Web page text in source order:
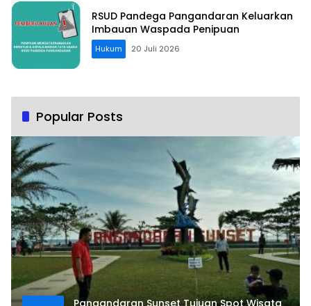
RSUD Pandega Pangandaran Keluarkan
Imbauan Waspada Penipuan
Hukum 20 Juli 2026
Popular Posts
Pangandaran Sunset Tujuan Spot Wisata